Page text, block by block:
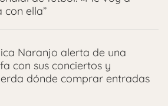
con ella”
Naranjo alerta de una
con sus conciertos y
dónde comprar entradas